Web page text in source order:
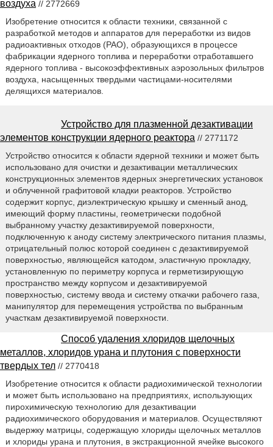
воздуха // 2772669
Изобретение относится к области техники, связанной с
разработкой методов и аппаратов для переработки из видов
радиоактивных отходов (РАО), образующихся в процессе
фабрикации ядерного топлива и переработки отработавшего
ядерного топлива - высокоэффективных аэрозольных фильтров
воздуха, насыщенных твердыми частицами-носителями
делящихся материалов.
Устройство для плазменной дезактивации
элементов конструкции ядерного реактора // 2771172
Устройство относится к области ядерной техники и может быть
использовано для очистки и дезактивации металлических
конструкционных элементов ядерных энергетических установок
и облученной графитовой кладки реакторов. Устройство
содержит корпус, диэлектрическую крышку и сменный анод,
имеющий форму пластины, геометрически подобной
выбранному участку дезактивируемой поверхности,
подключенную к аноду систему электрического питания плазмы,
отрицательный полюс которой соединен с дезактивируемой
поверхностью, являющейся катодом, эластичную прокладку,
установленную по периметру корпуса и герметизирующую
пространство между корпусом и дезактивируемой
поверхностью, систему ввода и систему откачки рабочего газа,
манипулятор для перемещения устройства по выбранным
участкам дезактивируемой поверхности.
Способ удаления хлоридов щелочных
металлов, хлоридов урана и плутония с поверхности
твердых тел // 2770418
Изобретение относится к области радиохимической технологии
и может быть использовано на предприятиях, использующих
пирохимическую технологию для дезактивации
радиохимического оборудования и материалов. Осуществляют
выдержку матрицы, содержащую хлориды щелочных металлов
и хлориды урана и плутония, в экстракционной ячейке высокого